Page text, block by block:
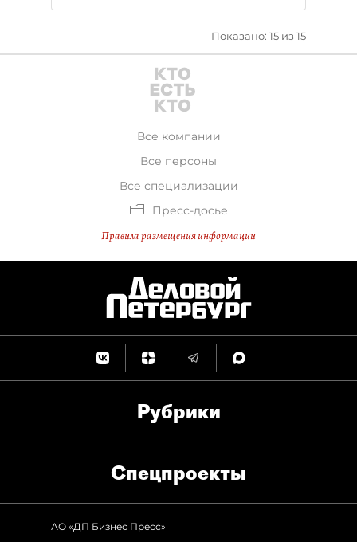
Показано: 15 из 15
Все компании
Все персоны
Все специализации
Пресс-досье
Правила размещения информации
Рубрики
Спец­проекты
АО «ДП Бизнес Пресс»